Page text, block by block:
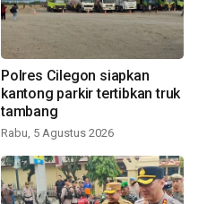
Polres Cilegon siapkan
kantong parkir tertibkan truk
tambang
Rabu, 5 Agustus 2026